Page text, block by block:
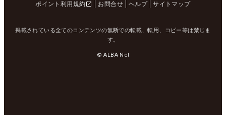
ポイント利用規約
お問合せ ヘルプ サイトマップ
掲載されている全てのコンテンツの無断での転載、転用、コピー等は禁じま
す。
© ALBA Net